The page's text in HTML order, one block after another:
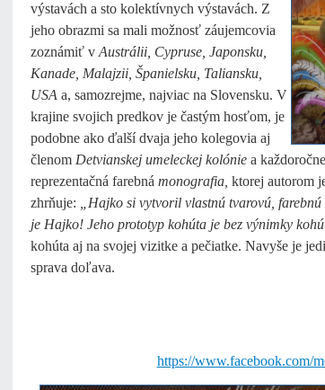
výstavách a sto kolektívnych výstavách. Z
jeho obrazmi sa mali možnosť záujemcovia
zoznámiť v Austrálii, Cypruse, Japonsku,
Kanade, Malajzii, Španielsku, Taliansku,
USA a, samozrejme, najviac na Slovensku. V
krajine svojich predkov je častým hosťom, je
podobne ako ďalší dvaja jeho kolegovia aj
členom Detvianskej umeleckej kolónie a
reprezentačná farebná monografia, ktorej autorom
zhrňuje: „Hajko si vytvoril vlastnú tvarovú,
je Hajko! Jeho prototyp kohúta je bez výnimky
kohúta aj na svojej vizitke a pečiatke. Navyše je
sprava doľava.
https://www.facebook.com/